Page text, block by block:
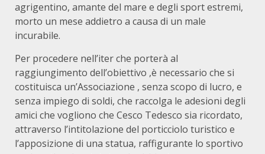
agrigentino, amante del mare e degli sport estremi,
morto un mese addietro a causa di un male
incurabile.
Per procedere nell’iter che porterà al
raggiungimento dell’obiettivo ,è necessario che si
costituisca un’Associazione , senza scopo di lucro, e
senza impiego di soldi, che raccolga le adesioni degli
amici che vogliono che Cesco Tedesco sia ricordato,
attraverso l’intitolazione del porticciolo turistico e
l’apposizione di una statua, raffigurante lo sportivo